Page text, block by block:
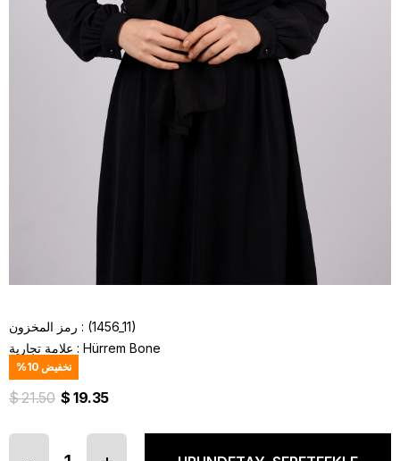
رمز المخزون
(1456_11)
علامة تجارية : Hürrem Bone
%10 تخفيض
$ 21.50 $ 19.35